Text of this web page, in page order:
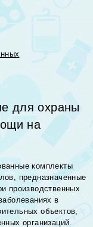
для охраны
на
комплекты
предназначенные
производственных
в
объектов,
организаций.